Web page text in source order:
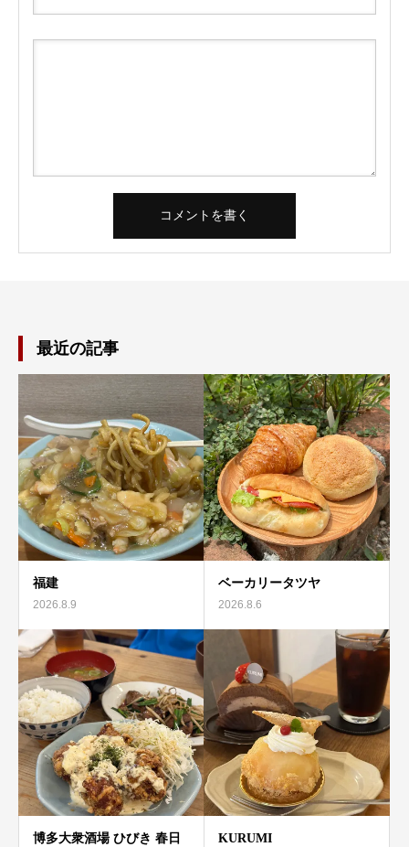
最近の記事
福建
2026.8.9
ベーカリータツヤ
2026.8.6
博多大衆酒場 ひびき 春日
KURUMI